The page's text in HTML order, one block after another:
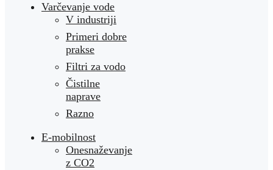
Varčevanje vode
V industriji
Primeri dobre
prakse
Filtri za vodo
Čistilne
naprave
Razno
E-mobilnost
Onesnaževanje
z CO2